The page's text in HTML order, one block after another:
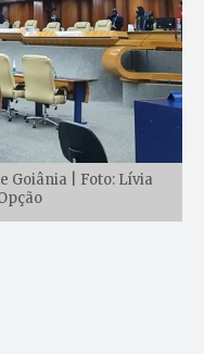
Goiânia | Foto: Lívia